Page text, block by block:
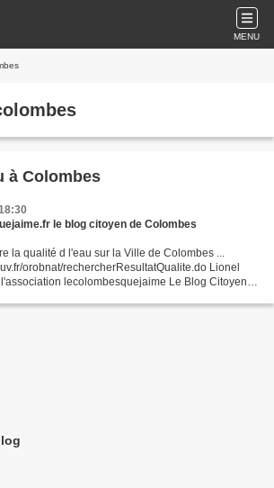
MENU
à Colombes
le blog citoyen de Colombes
la qualité d l'eau sur la Ville de Colombes ...
orobnat/rechercherResultatQualite.do Lionel
lecolombesquejaime Le Blog Citoyen